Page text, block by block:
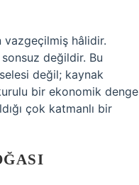
vazgeçilmiş hâlidir.
değildir. Bu
değil; kaynak
bir ekonomik denge
çok katmanlı bir